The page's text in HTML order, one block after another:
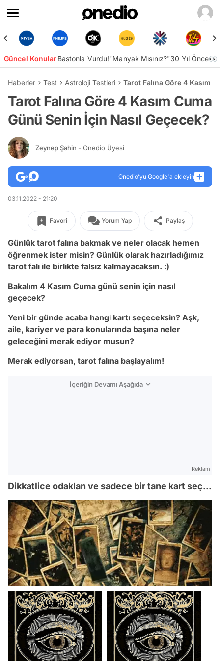
Güncel KonularBastonla Vurdu!"Manyak Mısınız?"30 Yıl Önce👀
Haberler Test Astroloji Testleri Tarot Falına Göre 4 Kasım
Tarot Falına Göre 4 Kasım Cuma
Günü Senin İçin Nasıl Geçecek?
Zeynep Şahin - Onedio Üyesi
Onedio’yu Google'a ekleyin
03.11.2022 - 21:20
Favori Yorum Yap Paylaş
Günlük tarot falına bakmak ve neler olacak hemen
öğrenmek ister misin? Günlük olarak hazırladığımız
tarot falı ile birlikte falsız kalmayacaksın. :)
Bakalım 4 Kasım Cuma günü senin için nasıl
geçecek?
Yeni bir günde acaba hangi kartı seçeceksin? Aşk,
aile, kariyer ve para konularında başına neler
geleceğini merak ediyor musun?
Merak ediyorsan, tarot falına başlayalım!
İçeriğin Devamı Aşağıda
Reklam
Dikkatlice odaklan ve sadece bir tane kart seç...